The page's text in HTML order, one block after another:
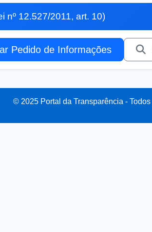
nº 12.527/2011, art. 10)
Pedido de Informações
© 2025 Portal da Transparência -